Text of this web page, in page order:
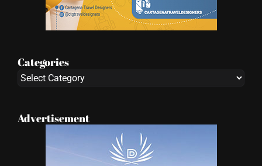
Categories
Categories
Advertisement